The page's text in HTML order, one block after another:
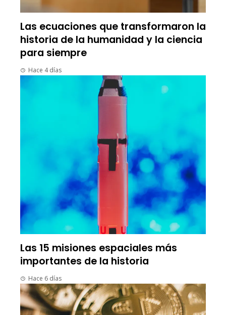
Las ecuaciones que transformaron la
historia de la humanidad y la ciencia
para siempre
Hace 4 días
Las 15 misiones espaciales más
importantes de la historia
Hace 6 días